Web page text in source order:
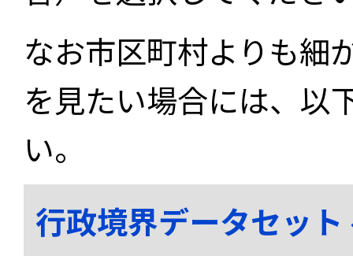
なお市区町村よりも細
を見たい場合には、以
い。
行政境界データセッ